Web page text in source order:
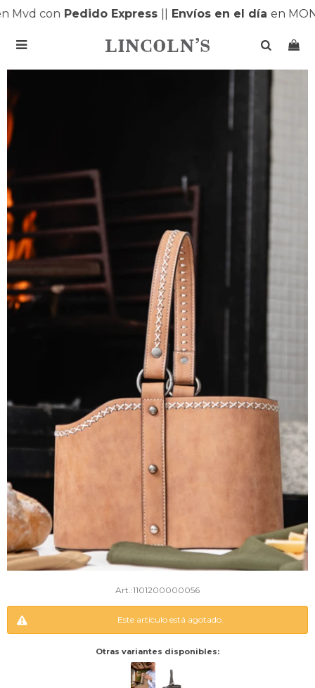
Mvd conPedido Express|| Envíos en el díaen

1101200000056
Este artículo está agotado.
Otras variantes disponibles: